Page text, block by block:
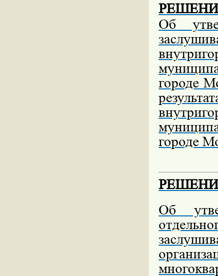
Об
городе
городе
Об